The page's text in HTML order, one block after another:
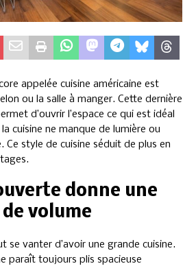
appelée cuisine américaine est
ou la salle à manger. Cette dernière
d’ouvrir l’espace ce qui est idéal
cuisine ne manque de lumière ou
Ce style de cuisine séduit de plus en
donne une
volume
se vanter d’avoir une grande cuisine.
paraît toujours plis spacieuse